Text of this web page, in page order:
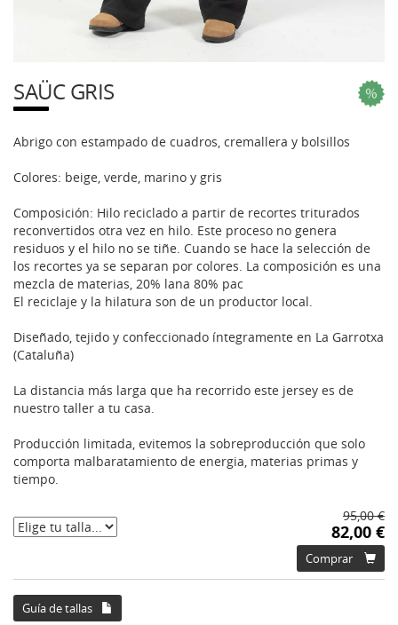
SAÜC GRIS
Abrigo con estampado de cuadros, cremallera y bolsillos
Colores: beige, verde, marino y gris
Composición: Hilo reciclado a partir de recortes triturados
reconvertidos otra vez en hilo. Este proceso no genera
residuos y el hilo no se tiñe. Cuando se hace la selección de
los recortes ya se separan por colores. La composición es una
mezcla de materias, 20% lana 80% pac
El reciclaje y la hilatura son de un productor local.
Diseñado, tejido y confeccionado íntegramente en La Garrotxa
(Cataluña)
La distancia más larga que ha recorrido este jersey es de
nuestro taller a tu casa.
Producción limitada, evitemos la sobreproducción que solo
comporta malbaratamiento de energia, materias primas y
tiempo.
95,00 €
82,00 €
Comprar
Guía de tallas